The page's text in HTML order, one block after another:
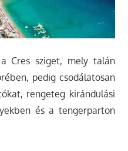
Cres sziget, mely talán
pedig csodálatosan
rengeteg kirándulási
és a tengerparton